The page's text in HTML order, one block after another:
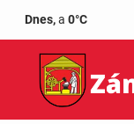
Dnes,a 0°C